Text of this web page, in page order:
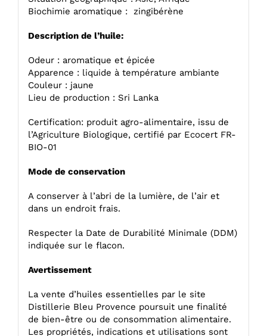
Biochimie aromatique : zingibérène
Description de l’huile:
Odeur : aromatique et épicée
Apparence : liquide à température ambiante
Couleur : jaune
Lieu de production : Sri Lanka
Certification: produit agro-alimentaire, issu de
l’Agriculture Biologique, certifié par Ecocert FR-
BIO-01
Mode de conservation
A conserver à l’abri de la lumière, de l’air et
dans un endroit frais.
Respecter la Date de Durabilité Minimale (DDM)
indiquée sur le flacon.
Avertissement
La vente d’huiles essentielles par le site
Distillerie Bleu Provence poursuit une finalité
de bien-être ou de consommation alimentaire.
Les propriétés, indications et utilisations sont